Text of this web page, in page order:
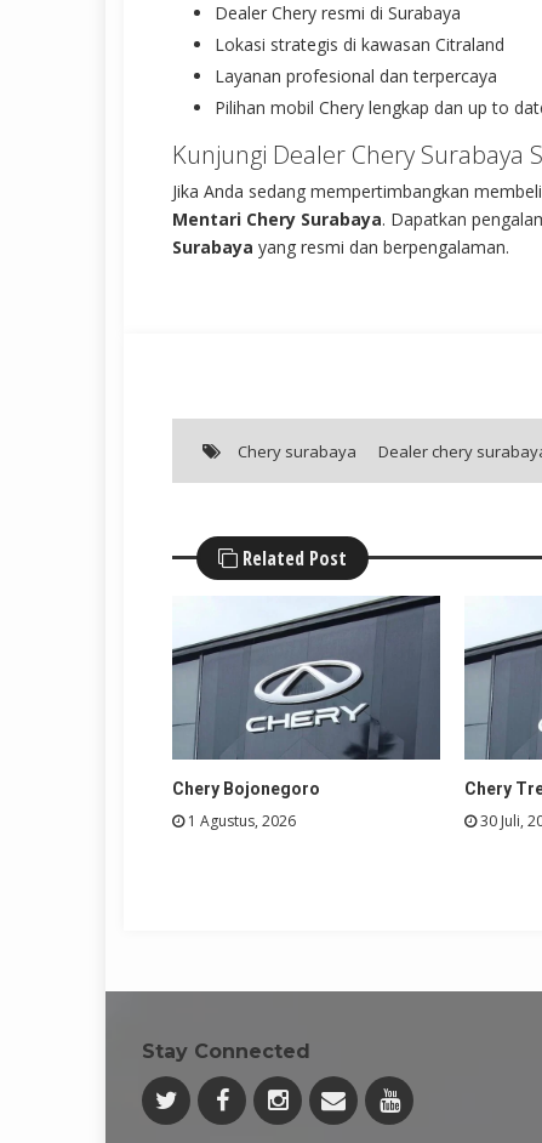
Dealer Chery resmi di Surabaya
Lokasi strategis di kawasan Citraland
Layanan profesional dan terpercaya
Pilihan mobil Chery lengkap dan up to
Kunjungi Dealer Chery Surabaya
Jika Anda sedang mempertimbangkan
Mentari Chery Surabaya. Dapatkan
Surabaya yang resmi dan berpengalaman.
Chery surabaya Dealer chery
Related Post
Chery Bojonegoro
1 Agustus, 2026
Chery
30 Juli,
Stay Connected